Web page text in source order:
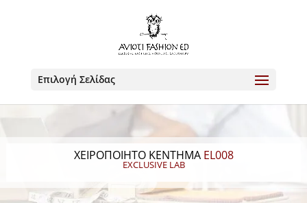
Επιλογή Σελίδας
ΧΕΙΡΟΠΟΙΗΤΟ ΚΕΝΤΗΜΑ EL008
EXCLUSIVE LAB